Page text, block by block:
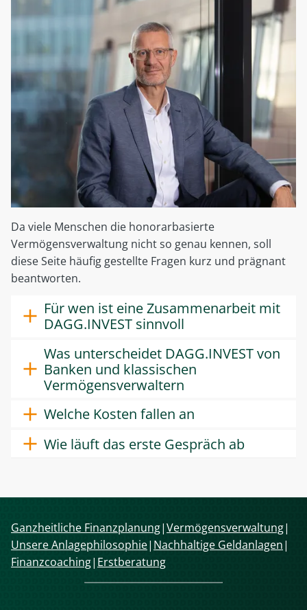
überfordern?
Da viele Menschen die honorarbasierte
Vermögensverwaltung nicht so genau kennen, soll
diese Seite häufig gestellte Fragen kurz und prägnant
beantworten.
Für wen ist eine Zusammenarbeit mit
DAGG.INVEST sinnvoll
Was unterscheidet DAGG.INVEST von
Banken und klassischen
Vermögensverwaltern
Welche Kosten fallen an
Wie läuft das erste Gespräch ab
Navigation
überspringen
Ganzheitliche Finanzplanung Vermögensverwaltung
Unsere Anlagephilosophie Nachhaltige Geldanlagen
Finanzcoaching Erstberatung